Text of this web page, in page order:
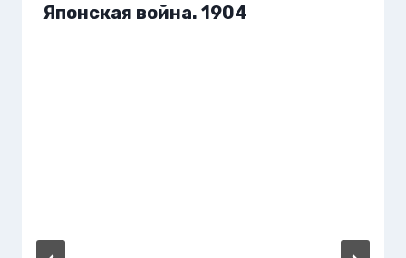
Японская война. 1904